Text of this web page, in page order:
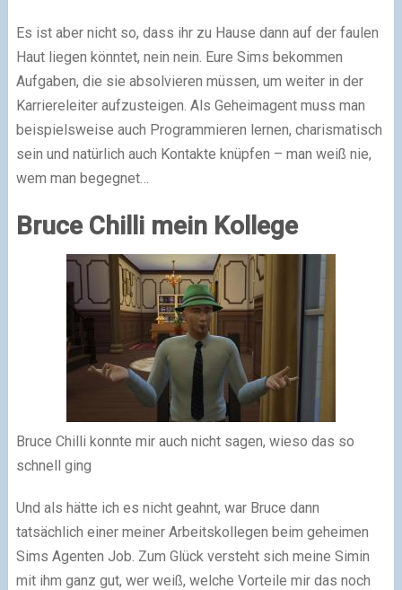
Es ist aber nicht so, dass ihr zu Hause dann auf der faulen
Haut liegen könntet, nein nein. Eure Sims bekommen
Aufgaben, die sie absolvieren müssen, um weiter in der
Karriereleiter aufzusteigen. Als Geheimagent muss man
beispielsweise auch Programmieren lernen, charismatisch
sein und natürlich auch Kontakte knüpfen – man weiß nie,
wem man begegnet…
Bruce Chilli mein Kollege
Bruce Chilli konnte mir auch nicht sagen, wieso das so
schnell ging
Und als hätte ich es nicht geahnt, war Bruce dann
tatsächlich einer meiner Arbeitskollegen beim geheimen
Sims Agenten Job. Zum Glück versteht sich meine Simin
mit ihm ganz gut, wer weiß, welche Vorteile mir das noch